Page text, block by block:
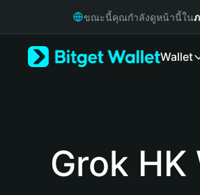
Русский
ขณะนี้คุณกำลังดูหน้านี้ใน
Wallet
Grok HK